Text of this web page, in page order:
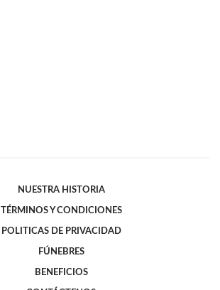
NUESTRA HISTORIA
TÉRMINOS Y CONDICIONES
POLITICAS DE PRIVACIDAD
FÚNEBRES
BENEFICIOS